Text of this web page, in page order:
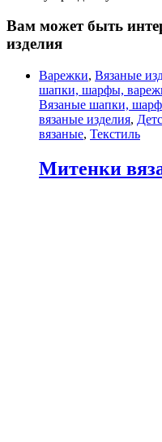
Вам может быть
изделия
Варежки, Вязаные
шапки, шарфы,
Вязаные шапки,
вязаные изделия,
вязаные, Текстиль
Митенки